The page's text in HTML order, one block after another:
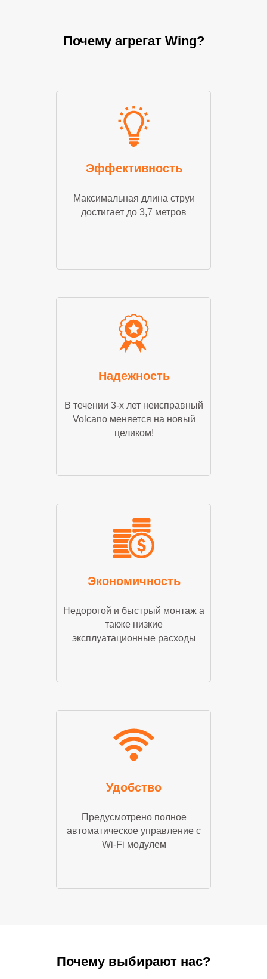
Почему агрегат Wing?
Эффективность
Надежность
Экономичность
Удобство
Максимальная длина струи
достигает до 3,7 метров
В течении 3-х лет неисправный
Volcano меняется на новый
целиком!
Недорогой и быстрый монтаж а
также низкие
эксплуатационные расходы
Предусмотрено полное
автоматическое управление с
Wi-Fi модулем
Почему выбирают нас?